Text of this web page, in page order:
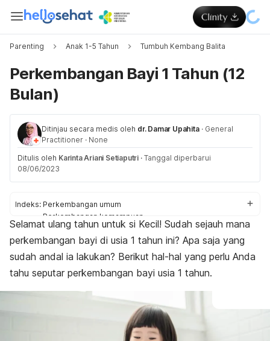
Parenting Anak 1-5 Tahun Tumbuh Kembang Balita
Perkembangan Bayi 1 Tahun (12
Bulan)
Ditinjau secara medis oleh dr. Damar Upahita · General
Practitioner · None
Ditulis oleh Karinta Ariani Setiaputri · Tanggal diperbarui
08/06/2023
Indeks: Perkembangan umum
Perkembangan kemampuan
Perlu dilakukan
Pemeriksaan
Perlu diketahui
Selamat ulang tahun untuk si Kecil! Sudah sejauh mana
perkembangan bayi di usia 1 tahun ini? Apa saja yang
sudah andal ia lakukan? Berikut hal-hal yang perlu Anda
tahu seputar perkembangan bayi usia 1 tahun.